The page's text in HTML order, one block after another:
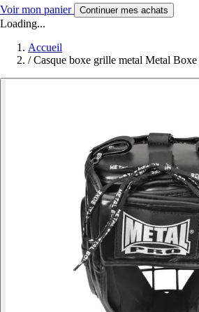
Voir mon panier Continuer mes achats
Loading...
Accueil
/ Casque boxe grille metal Metal Boxe